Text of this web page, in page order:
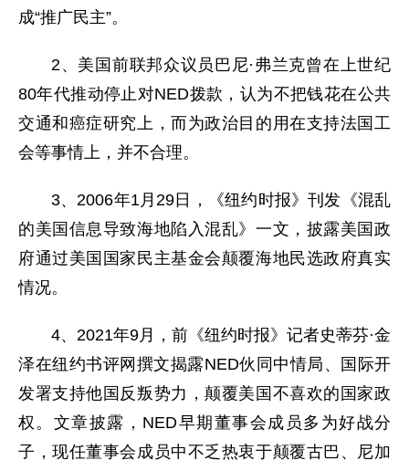
成“推广民主”。
2、美国前联邦众议员巴尼·弗兰克曾在上世纪
80年代推动停止对NED拨款，认为不把钱花在公共
交通和癌症研究上，而为政治目的用在支持法国工
会等事情上，并不合理。
3、2006年1月29日，《纽约时报》刊发《混乱
的美国信息导致海地陷入混乱》一文，披露美国政
府通过美国国家民主基金会颠覆海地民选政府真实
情况。
4、2021年9月，前《纽约时报》记者史蒂芬·金
泽在纽约书评网撰文揭露NED伙同中情局、国际开
发署支持他国反叛势力，颠覆美国不喜欢的国家政
权。文章披露，NED早期董事会成员多为好战分
子，现任董事会成员中不乏热衷于颠覆古巴、尼加